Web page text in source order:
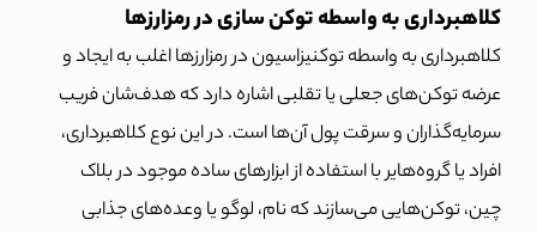
کلاهبرداری به واسطه توکن سازی در رمزارزها
کلاهبرداری به واسطه توکنیزاسیون در رمزارزها اغلب به ایجاد و
عرضه توکن‌های جعلی یا تقلبی اشاره دارد که هدف‌شان فریب
سرمایه‌گذاران و سرقت پول آن‌ها است. در این نوع کلاهبرداری،
افراد یا گروه‌هایر با استفاده از ابزارهای ساده موجود در بلاک
چین، توکن‌هایی می‌سازند که نام، لوگو یا وعده‌های جذابی